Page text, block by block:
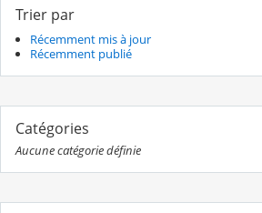
Trier par
Récemment mis à jour
Récemment publié
Catégories
Aucune catégorie définie